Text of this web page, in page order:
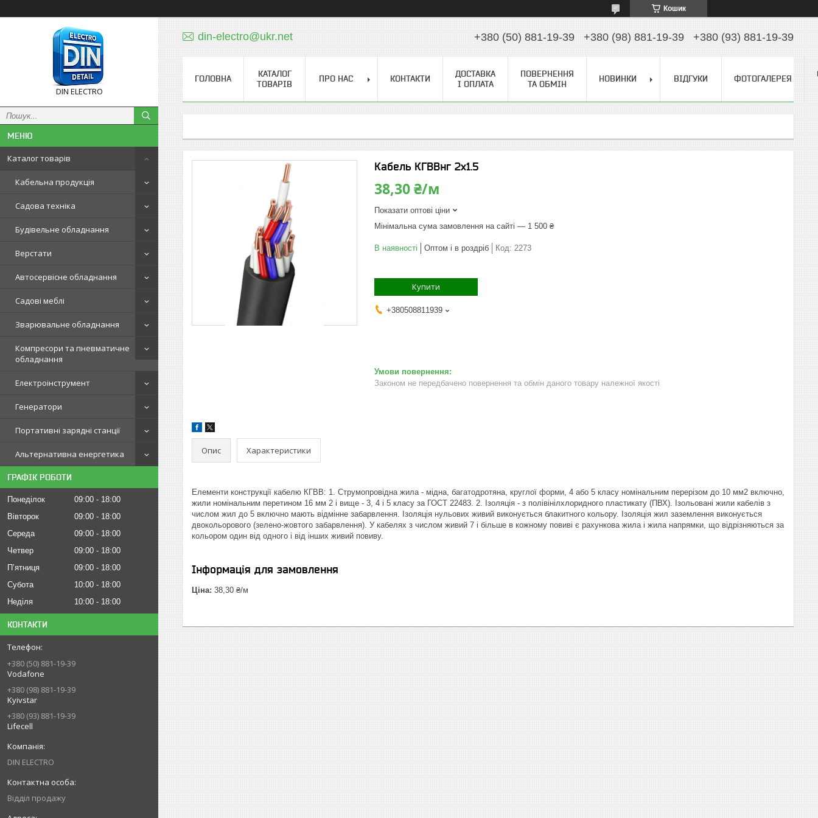
Кошик
DIN ELECTRO
Каталог товарів
Кабельна продукція
Садова техніка
Будівельне обладнання
Верстати
Автосервісне обладнання
Садові меблі
Зварювальне обладнання
Компресори та пневматичне
обладнання
Електроінструмент
Генератори
Портативні зарядні станції
Альтернативна енергетика
ГРАФІК РОБОТИ
Понеділок 09:00
18:00
Вівторок
09:00
18:00
Середа
09:00
18:00
Четвер
09:00
18:00
Пʼятниця
09:00
18:00
Субота
10:00
18:00
Неділя
10:00 18:00
КОНТАКТИ
+380 (50) 881-19-39
Vodafone
+380 (98) 881-19-39
Kyivstar
+380 (93) 881-19-39
Lifecell
DIN ELECTRO
Відділ продажу
din-electro@ukr.net +380 (50) 881-19-39 +380 (98) 881-19-39 +380 (93) 881-19-39
ГОЛОВНА
КАТАЛОГ
ТОВАРІВ
ПРО НАС КОНТАКТИ
ДОСТАВКА
І ОПЛАТА
ПОВЕРНЕННЯ
ТА ОБМІН
НОВИНКИ ВІДГУКИ ФОТОГАЛЕРЕЯ
Кабель КГВВнг 2х1.5
38,30 ₴/м
Показати оптові ціни
Мінімальна сума замовлення на сайті — 1 500 ₴
В наявності Оптом і в роздріб Код: 2273
Купити
+380508811939
Законом не передбачено повернення та обмін даного товару належної якості
Опис Характеристики
Елементи конструкції кабелю КГВВ: 1. Струмопровідна жила - мідна, багатодротяна, круглої форми, 4 або 5 класу номінальним перерізом до 10 мм2 включно,
жили номінальним перетином 16 мм 2 і вище - 3, 4 і 5 класу за ГОСТ 22483. 2. Ізоляція - з полівінілхлоридного пластикату (ПВХ). Ізольовані жили кабелів з
числом жил до 5 включно мають відмінне забарвлення. Ізоляція нульових живий виконується блакитного кольору. Ізоляція жил заземлення виконується
двокольорового (зелено-жовтого забарвлення). У кабелях з числом живий 7 і більше в кожному повиві є рахункова жила і жила напрямки, що відрізняються за
кольором один від одного і від інших живий повиву.
Інформація для замовлення
Ціна: 38,30 ₴/м